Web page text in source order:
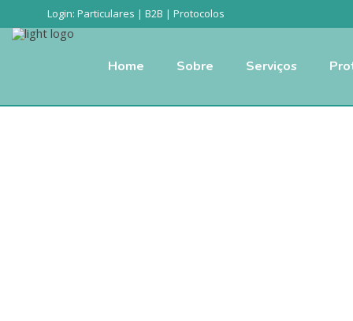
Login: Particulares | B2B | Protocolos
Home Sobre Serviços